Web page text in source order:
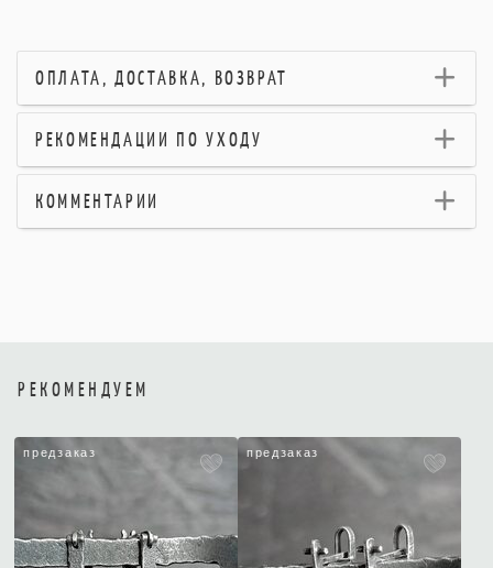
ОПЛАТА, ДОСТАВКА, ВОЗВРАТ
РЕКОМЕНДАЦИИ ПО УХОДУ
КОММЕНТАРИИ
РЕКОМЕНДУЕМ
предзаказ предзаказ